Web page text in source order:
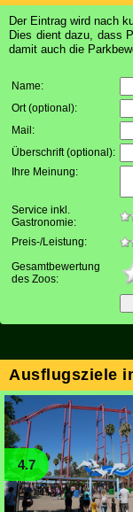
Der Eintrag wird nach
Dies dient dazu, dass
damit auch die
Name:
Ort (optional):
Mail :
Überschrift (optional):
Ihre Meinung:
Service inkl.
Gastronomie:
Preis-/Leistung:
Gesamtbewertung
des Zoos:
Ausflugsziele
4.7